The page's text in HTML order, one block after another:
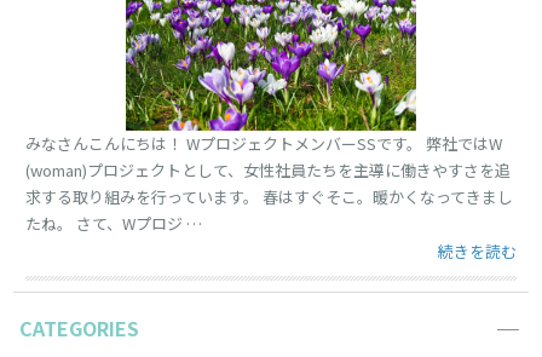
みなさんこんにちは！ WプロジェクトメンバーSSです。 弊社ではW
(woman)プロジェクトとして、女性社員たちを主導に働きやすさを追
求する取り組みを行っています。 春はすぐそこ。暖かくなってきまし
たね。 さて、Wプロジ …
“プログラミ
続きを読む
CATEGORIES